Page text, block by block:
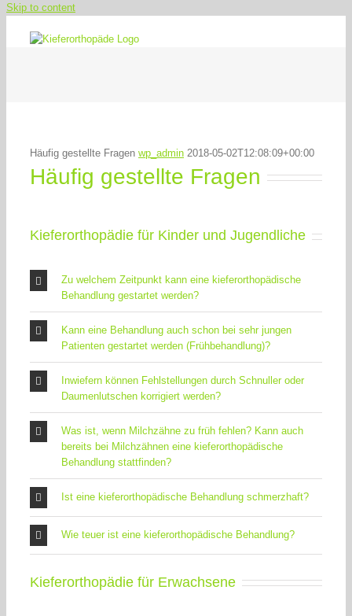
Skip to content
Häufig gestellte Fragen wp_admin 2018-05-02T12:08:09+00:00
Häufig gestellte Fragen
Kieferorthopädie für Kinder und Jugendliche
Zu welchem Zeitpunkt kann eine kieferorthopädische
Behandlung gestartet werden?
Kann eine Behandlung auch schon bei sehr jungen
Patienten gestartet werden (Frühbehandlung)?
Inwiefern können Fehlstellungen durch Schnuller oder
Daumenlutschen korrigiert werden?
Was ist, wenn Milchzähne zu früh fehlen? Kann auch
bereits bei Milchzähnen eine kieferorthopädische
Behandlung stattfinden?
Ist eine kieferorthopädische Behandlung schmerzhaft?
Wie teuer ist eine kieferorthopädische Behandlung?
Kieferorthopädie für Erwachsene